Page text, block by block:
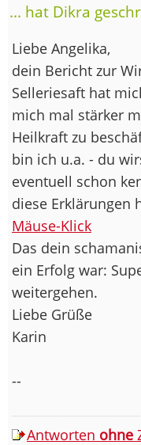
... hat Dikra
Liebe Angelika,
dein Bericht zur
Selleriesaft hat
mich mal stärker
Heilkraft zu
bin ich u.a. - du
eventuell schon
diese Erklärungen
Mäuse-Klick
Das dein
ein Erfolg war:
weitergehen.
Liebe Grüße
Karin
--
Antworten ohne